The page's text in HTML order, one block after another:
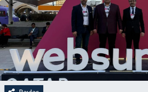
Kültür & Sanat
Magazin
Resmi İlan
Sağlık & Yaşam